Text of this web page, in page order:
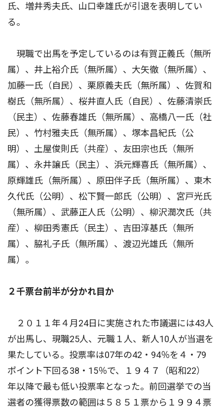
氏、増井秀夫氏、山口幸雄氏が引退を表明してい
る。
現職で出馬を予定しているのは有賀正義氏（無所
属）、井上裕介氏（無所属）、大矢徹（無所属）、
加藤一氏（自民）、栗原義夫氏（無所属）、佐賀和
樹氏（無所属）、桜井直人氏（自民）、佐藤清崇氏
（民主）、佐藤春雄氏（無所属）、高橋八一氏（社
民）、竹村雅夫氏（無所属）、塚本昌紀氏（公
明）、土屋俊則氏（共産）、友田宗也氏（無所
属）、永井譲氏（民主）、浜元輝喜氏（無所属）、
原輝雄氏（無所属）、原田伴子氏（無所属）、東木
久代氏（公明）、松下賢一郎氏（公明）、宮戸光氏
（無所属）、武藤正人氏（公明）、柳沢潤次氏（共
産）、柳田秀憲氏（民主）、吉田淳基氏（無所
属）、脇礼子氏（無所属）、渡辺光雄氏（無所
属）。
２千票台前半が分かれ目か
２０１１年４月24日に実施された市議選には43人
が出馬し、現職25人、元職１人、新人10人が当選を
果たしている。投票率は07年の42・94％を４・79
ポイント下回る38・15％で、１９４７（昭和22）
年以降で最も低い投票率となった。前回選挙での当
選者の獲得票数の範囲は５８５１票から１９９４票